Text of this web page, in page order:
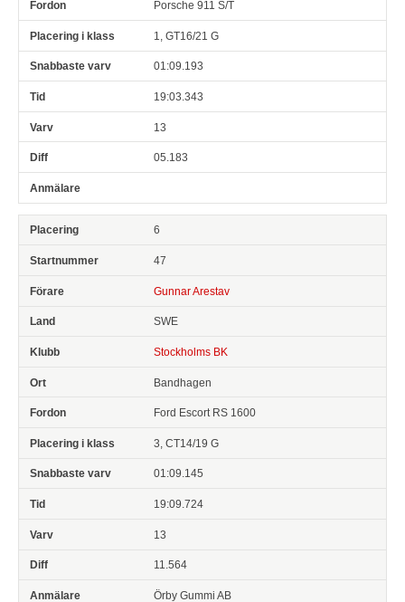
Porsche 911 S/T
1, GT16/21 G
01:09.193
19:03.343
13
05.183
6
47
Gunnar Arestav
SWE
Stockholms BK
Bandhagen
Ford Escort RS 1600
3, CT14/19 G
01:09.145
19:09.724
13
11.564
Örby Gummi AB